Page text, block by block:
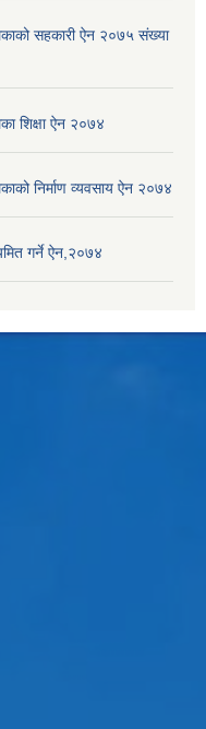
सहकारी ऐन २०७५ संख्या
शिक्षा ऐन २०७४
निर्माण व्यवसाय ऐन २०७४
गर्ने ऐन,२०७४